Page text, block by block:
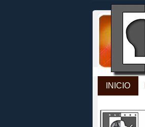
INICIO